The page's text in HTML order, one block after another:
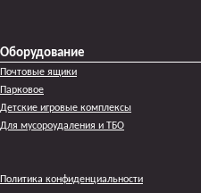
Оборудование
Почтовые ящики
Парковое
Детские игровые комплексы
Для мусороудаления и ТБО
Политика конфиденциальности